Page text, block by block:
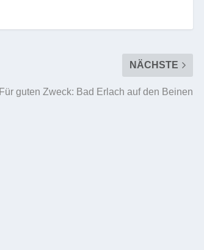
NÄCHSTE
Für guten Zweck: Bad Erlach auf den Beinen